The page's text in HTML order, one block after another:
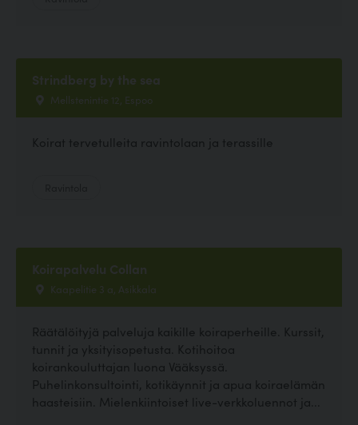
Strindberg by the sea
Mellstenintie 12, Espoo
Koirat tervetulleita ravintolaan ja terassille
Koirapalvelu Collan
Kaapelitie 3 a, Asikkala
Räätälöityjä palveluja kaikille koiraperheille. Kurssit,
tunnit ja yksityisopetusta. Kotihoitoa
koirankouluttajan luona Vääksyssä.
Puhelinkonsultointi, kotikäynnit ja apua koiraelämän
haasteisiin. Mielenkiintoiset live-verkkoluennot ja...